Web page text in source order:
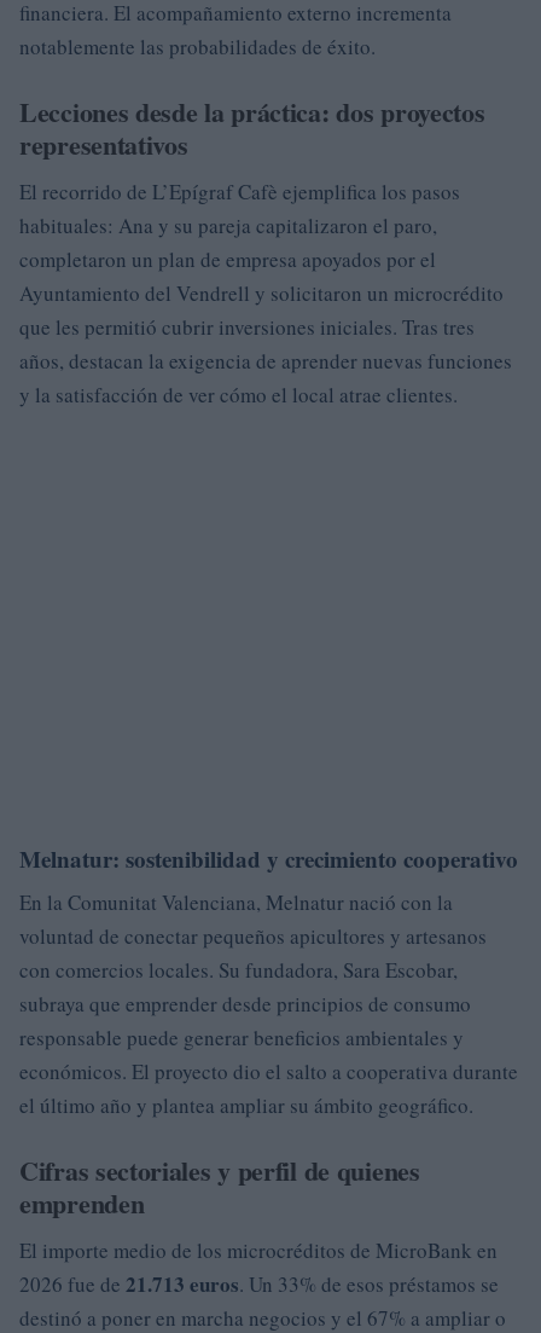
financiera. El acompañamiento externo incrementa
notablemente las probabilidades de éxito.
Lecciones desde la práctica: dos proyectos
representativos
El recorrido de L’Epígraf Cafè ejemplifica los pasos
habituales: Ana y su pareja capitalizaron el paro,
completaron un plan de empresa apoyados por el
Ayuntamiento del Vendrell y solicitaron un microcrédito
que les permitió cubrir inversiones iniciales. Tras tres
años, destacan la exigencia de aprender nuevas funciones
y la satisfacción de ver cómo el local atrae clientes.
Melnatur: sostenibilidad y crecimiento cooperativo
En la Comunitat Valenciana, Melnatur nació con la
voluntad de conectar pequeños apicultores y artesanos
con comercios locales. Su fundadora, Sara Escobar,
subraya que emprender desde principios de consumo
responsable puede generar beneficios ambientales y
económicos. El proyecto dio el salto a cooperativa durante
el último año y plantea ampliar su ámbito geográfico.
Cifras sectoriales y perfil de quienes
emprenden
El importe medio de los microcréditos de MicroBank en
2026 fue de 21.713 euros. Un 33% de esos préstamos se
destinó a poner en marcha negocios y el 67% a ampliar o